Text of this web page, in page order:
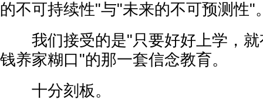
的不可持续性"与"未来的不可预测性"
我们接受的是"只要好好上学，就
钱养家糊口"的那一套信念教育。
十分刻板。